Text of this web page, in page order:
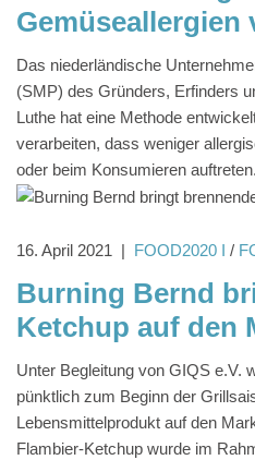
Gemüseallergien
Das niederländische
(SMP) des Gründers, Erfinders
Luthe hat eine Methode
verarbeiten, dass weniger
oder beim Konsumieren auftreten.
16. April 2021 | FOOD2020 I /
Burning Bernd
Ketchup auf den
Unter Begleitung von GIQS e.V.
pünktlich zum Beginn der
Lebensmittelprodukt auf den
Flambier-Ketchup wurde im